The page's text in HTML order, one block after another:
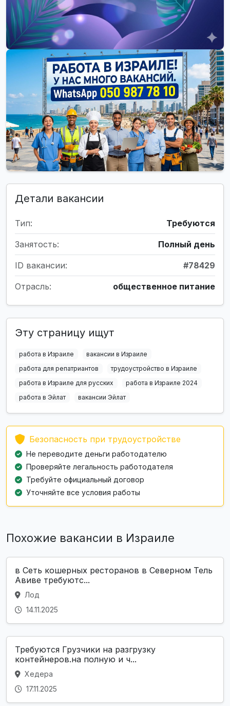
Детали вакансии
Тип: Требуются
Занятость: Полный день
ID вакансии: #78429
Отрасль: общественное питание
Эту страницу ищут
работа в Израиле
вакансии в Израиле
работа для репатриантов
трудоустройство в Израиле
работа в Израиле для русских
работа в Израиле 2024
работа в Эйлат
вакансии Эйлат
Безопасность при трудоустройстве
Не переводите деньги работодателю
Проверяйте легальность работодателя
Требуйте официальный договор
Уточняйте все условия работы
Похожие вакансии в Израиле
в Сеть кошерных ресторанов в Северном Тель
Авиве требуютс...
Лод
14.11.2025
Требуются Грузчики на разгрузку
контейнеров.на полную и ч...
Хедера
17.11.2025